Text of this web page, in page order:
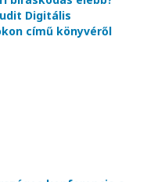
Digitális
című könyvéről